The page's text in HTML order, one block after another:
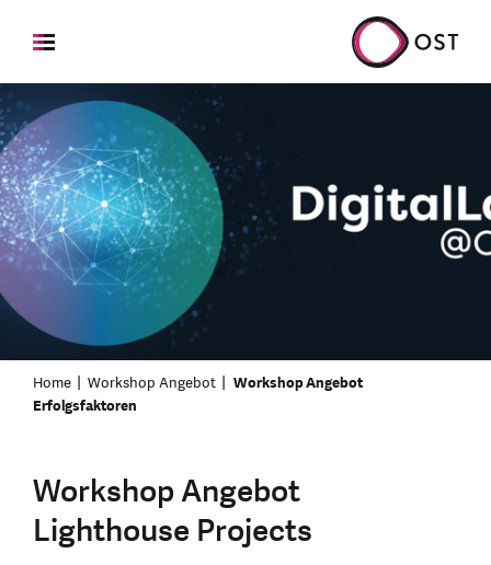
Home Workshop Angebot
Workshop Angebot
Erfolgsfaktoren
Workshop Angebot
Lighthouse Projects